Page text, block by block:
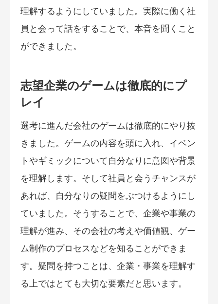
理解するようにしていました。実際に働く社
員と会って話をすることで、本音を聞くこと
ができました。
志望企業のゲームは徹底的にプ
レイ
選考に進んだ会社のゲームは徹底的にやり抜
きました。ゲームの内容を頭に入れ、イベン
トやギミックについて自分なりに意図や背景
を理解します。そして社員と会うチャンスが
あれば、自分なりの疑問をぶつけるようにし
ていました。そうすることで、企業や事業の
理解が進み、その会社の考えや価値観、ゲー
ム制作のプロセスなどを知ることができま
す。疑問を持つことは、企業・事業を理解す
る上ではとても大切な要素だと思います。